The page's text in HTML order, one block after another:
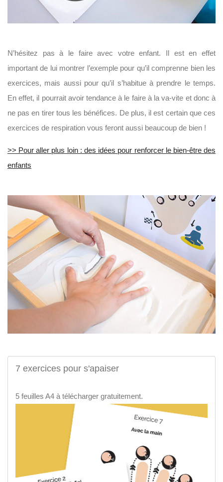
N’hésitez pas à le faire avec votre enfant. Il est en effet
important de lui montrer l’exemple pour qu’il comprenne bien les
exercices, mais aussi pour qu’il s’habitue à prendre le temps.
En effet, il pourrait avoir tendance à le faire à la va-vite et donc à
ne pas en tirer tous les bénéfices. De plus, il est certain que ces
exercices de respiration vous feront aussi beaucoup de bien !
>> Pour aller plus loin : des idées pour renforcer le bien-être des
enfants
7 exercices pour s'apaiser
5 feuilles A4 à télécharger gratuitement.